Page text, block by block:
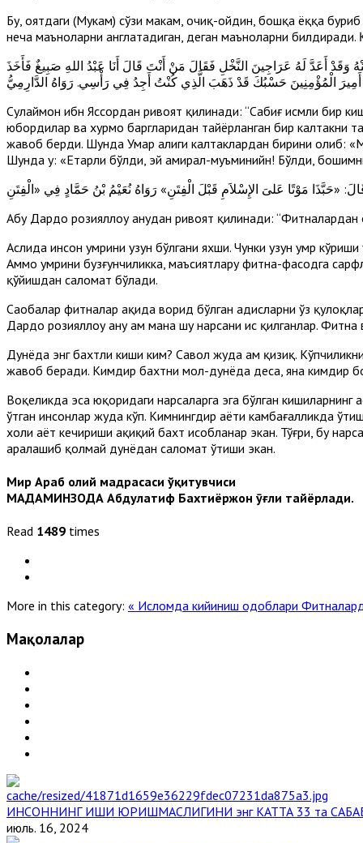
Бу, оятдаги (Муҳкам) сўзи маҳкам, очиқ-ойдин, бошқа ёққа
неча маъноларни англатадиган, деган маъноларни билдиради.
أَعَدَّ لَهُ عَرَاجِينَ النَّخْلِ فَقَالَ مَنْ أَنْتَ قَالَ أَنَا عَبْدُ اللهِ صَبِيغٌ فَأَخَذَ
الْمُؤْمِنِينَ حَسْبُكَ قَدْ ذَهَبَ الَّذِي كُنْتُ أَجِدُ فِي رَأْسِي. رَوَاهُ الدَّارِمِيُّ
Сулаймон ибн Яссордан ривоят қилинади: “Сабиғ исмли бир
юбордилар ва хурмо баргларидан тайёрланган бир калтакни
жавоб берди. Шунда Умар ҳалиги калтаклардан бирини олиб:
Шунда у: «Етарли бўлди, эй амирал-муъминийн! Бўлди,
Абу Дардо розияллоҳу анҳудан ривоят қилинади:
Аслида инсон умрини узун бўлгани яхши. Чунки узун умр
Аммо умрини бузғунчиликка, маъсиятлару фитна-фасодга
қўйишдан саломат бўлади.
Саҳобалар фитналар ҳақида ворид бўлган ҳадисларни ўз
Дардо розияллоҳу анҳу ҳам мана шу нарсани ҳис қилганлар.
Дунёда энг бахтли киши ким? Савол жуда ҳам қизиқ.
жавоб беради. Кимдир бахтни мол-дунёда деса, яна кимдир
Воқеликда эса юқоридаги нарсаларга эга бўлган кишиларнинг
ўтган инсонлар жуда кўп. Кимнингдир ҳаёти камбағалликда
холи ҳаёт кечириши ҳақиқий бахт ҳисобланар экан. Тўғри, бу
аралашиб қолмай дунёдан саломат ўтиши экан.
Мир Араб олий мадрасаси ўқитувчиси
МАДАМИНЗОДА Абдулатиф Бахтиёржон ӯғли тайёрлади.
Read 1489 times
More in this category: « Исломда кийиниш одоблари
Мақолалар
ИНСОННИНГ ИШИ ЮРИШМАСЛИГИНИ энг КАТТА 33 та
июль. 16, 2024